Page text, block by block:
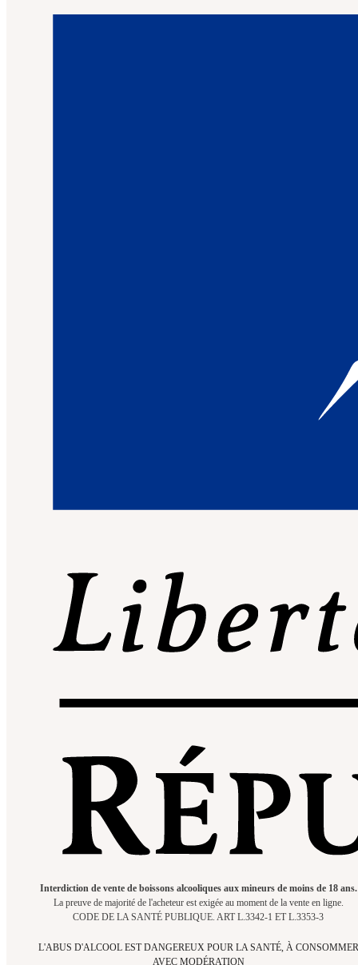
Interdiction de vente de boissons alcooliques aux mineurs de moins de 18 ans.
La preuve de majorité de l'acheteur est exigée au moment de la vente en ligne.
CODE DE LA SANTÉ PUBLIQUE. ART L.3342-1 ET L.3353-3
L'ABUS D'ALCOOL EST DANGEREUX POUR LA SANTÉ, À CONSOMMER
AVEC MODÉRATION